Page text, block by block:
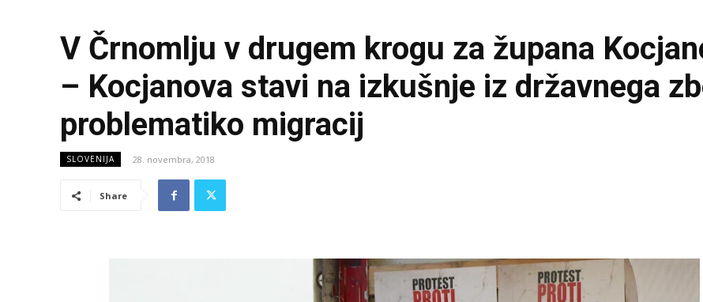
V Črnomlju v drugem krogu za župana
– Kocjanova stavi na izkušnje iz državnega
problematiko migracij
SLOVENIJA 28. novembra, 2018
Share